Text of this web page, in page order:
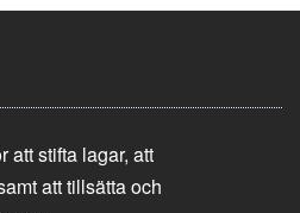
att stifta lagar, att
att tillsätta och